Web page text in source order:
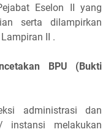
Eselon II yang
serta dilampirkan
II .
BPU (Bukti
administrasi dan
melakukan